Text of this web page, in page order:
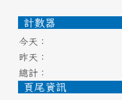
頁尾區域內容
計數器
今天：
昨天：
總計：
頁尾資訊